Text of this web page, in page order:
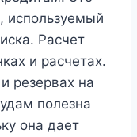
используемый
Расчет
и расчетах.
резервах на
полезна
она дает